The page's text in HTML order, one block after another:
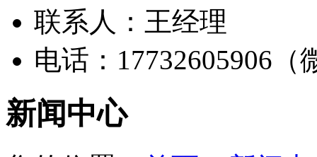
联系人：王经理
电话：17732605906（
新闻中心